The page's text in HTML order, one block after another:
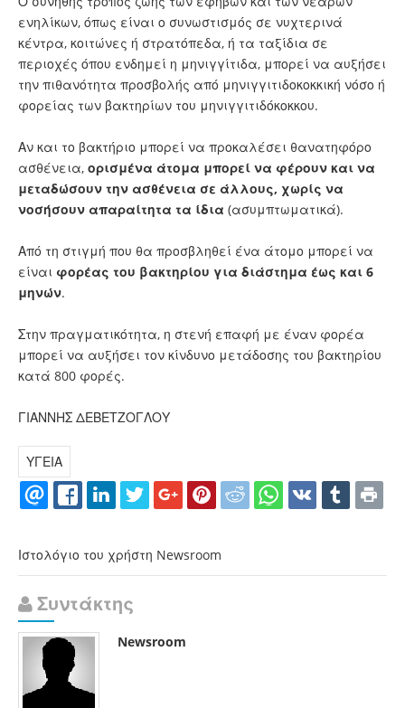
ενηλίκων, όπως είναι ο συνωστισμός σε νυχτερινά
κέντρα, κοιτώνες ή στρατόπεδα, ή τα ταξίδια σε
περιοχές όπου ενδημεί η μηνιγγίτιδα, μπορεί να αυξήσει
την πιθανότητα προσβολής από μηνιγγιτιδοκοκκική νόσο ή
φορείας των βακτηρίων του μηνιγγιτιδόκοκκου.
Αν και το βακτήριο μπορεί να προκαλέσει θανατηφόρο
ασθένεια, ορισμένα άτομα μπορεί να φέρουν και να
μεταδώσουν την ασθένεια σε άλλους, χωρίς να
νοσήσουν απαραίτητα τα ίδια (ασυμπτωματικά).
Από τη στιγμή που θα προσβληθεί ένα άτομο μπορεί να
είναι φορέας του βακτηρίου για διάστημα έως και 6
μηνών.
Στην πραγματικότητα, η στενή επαφή με έναν φορέα
μπορεί να αυξήσει τον κίνδυνο μετάδοσης του βακτηρίου
κατά 800 φορές.
ΓΙΑΝΝΗΣ ΔΕΒΕΤΖΟΓΛΟΥ
ΥΓΕΙΑ
Ιστολόγιο του χρήστη Newsroom
Συντάκτης
Newsroom